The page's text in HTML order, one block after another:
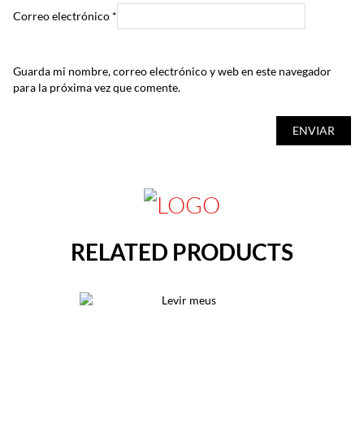
Correo electrónico *
Guarda mi nombre, correo electrónico y web en este navegador
para la próxima vez que comente.
RELATED PRODUCTS